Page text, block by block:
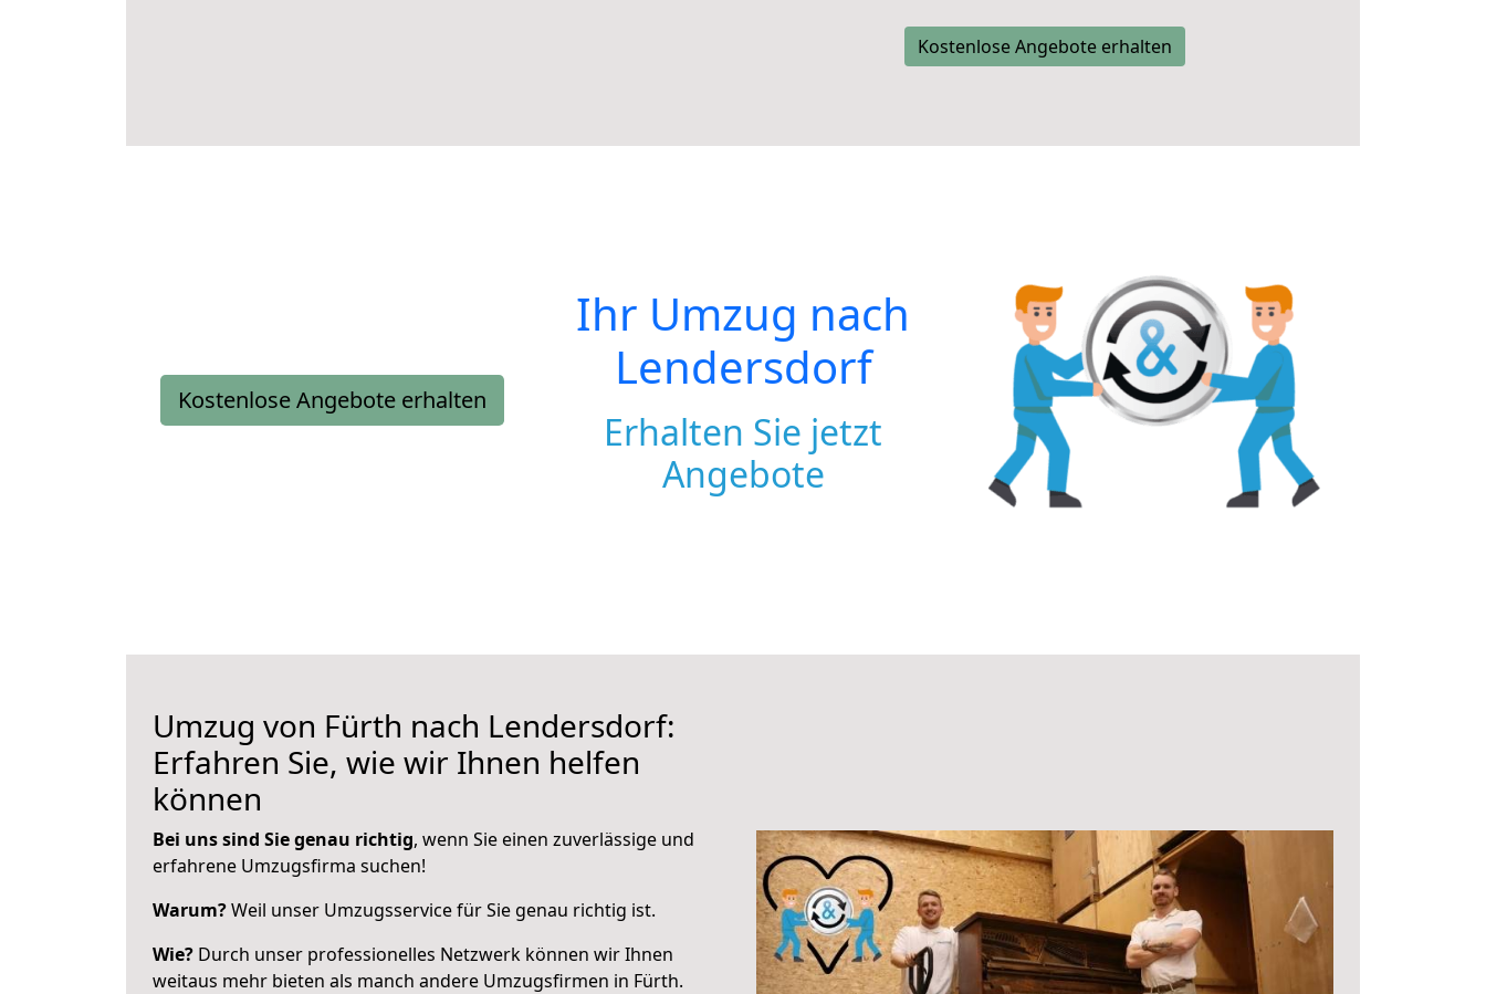
Kostenlose Angebote erhalten
Kostenlose Angebote erhalten
Ihr Umzug nach
Lendersdorf
Erhalten Sie jetzt
Angebote
Umzug von Fürth nach Lendersdorf:
Erfahren Sie, wie wir Ihnen helfen
können
Bei uns sind Sie genau richtig, wenn Sie einen zuverlässige und
erfahrene Umzugsfirma suchen!
Warum?Weil unser Umzugsservice für Sie genau richtig ist.
Wie? Durch unser professionelles Netzwerk können wir Ihnen
weitaus mehr bieten als manch andere Umzugsfirmen in Fürth.